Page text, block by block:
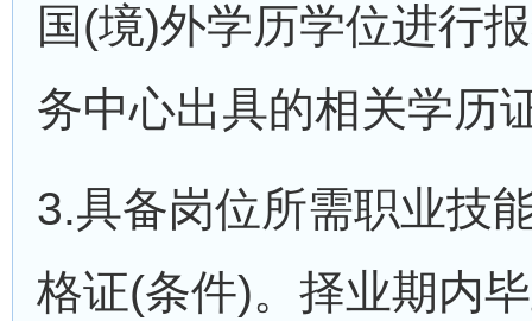
国(境)外学历学位进行
务中心出具的相关学历
3.具备岗位所需职业技
格证(条件)。择业期内